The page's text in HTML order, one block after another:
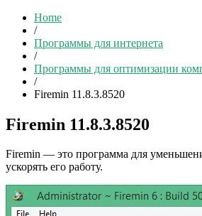
Home
/
Программы для интернета
/
Программы для оптимизации
/
Firemin 11.8.3.8520
Firemin 11.8.3.8520
Firemin — это программа для
ускорять его работу.